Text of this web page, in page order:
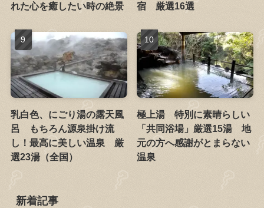
れた心を癒したい時の絶景
宿 厳選16選
乳白色、にごり湯の露天風
呂 もちろん源泉掛け流
し！最高に美しい温泉 厳
選23湯（全国）
極上湯 特別に素晴らしい
「共同浴場」厳選15湯 地
元の方へ感謝がとまらない
温泉
新着記事